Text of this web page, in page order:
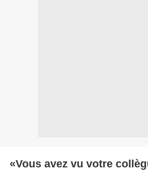
«Vous avez vu votre